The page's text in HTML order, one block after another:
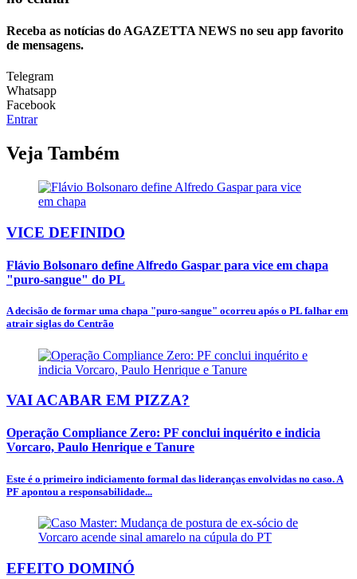
Receba as notícias do AGAZETTA NEWS no seu app favorito
de mensagens.
Telegram
Whatsapp
Facebook
Entrar
Veja Também
VICE DEFINIDO
Flávio Bolsonaro define Alfredo Gaspar para vice em chapa
"puro-sangue" do PL
A decisão de formar uma chapa "puro-sangue" ocorreu após o PL falhar em
atrair siglas do Centrão
VAI ACABAR EM PIZZA?
Operação Compliance Zero: PF conclui inquérito e indicia
Vorcaro, Paulo Henrique e Tanure
Este é o primeiro indiciamento formal das lideranças envolvidas no caso. A
PF apontou a responsabilidade...
EFEITO DOMINÓ